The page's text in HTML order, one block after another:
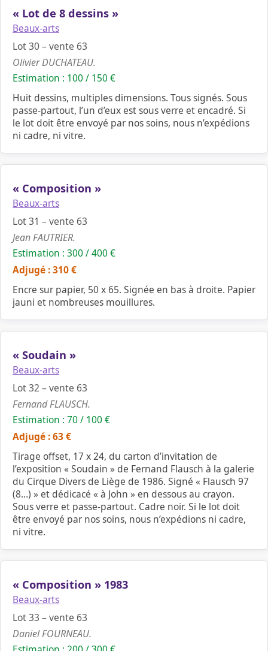
« Lot de 8 dessins »
Beaux-arts
Lot 30 – vente 63
Olivier DUCHATEAU.
Estimation : 100 / 150 €
Huit dessins, multiples dimensions. Tous signés. Sous
passe-partout, l’un d’eux est sous verre et encadré. Si
le lot doit être envoyé par nos soins, nous n’expédions
ni cadre, ni vitre.
« Composition »
Beaux-arts
Lot 31 – vente 63
Jean FAUTRIER.
Estimation : 300 / 400 €
Adjugé : 310 €
Encre sur papier, 50 x 65. Signée en bas à droite. Papier
jauni et nombreuses mouillures.
« Soudain »
Beaux-arts
Lot 32 – vente 63
Fernand FLAUSCH.
Estimation : 70 / 100 €
Adjugé : 63 €
Tirage offset, 17 x 24, du carton d’invitation de
l’exposition « Soudain » de Fernand Flausch à la galerie
du Cirque Divers de Liège de 1986. Signé « Flausch 97
(8…) » et dédicacé « à John » en dessous au crayon.
Sous verre et passe-partout. Cadre noir. Si le lot doit
être envoyé par nos soins, nous n’expédions ni cadre,
ni vitre.
« Composition » 1983
Beaux-arts
Lot 33 – vente 63
Daniel FOURNEAU.